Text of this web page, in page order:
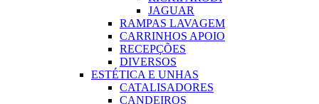
JAGUAR
RAMPAS LAVAGEM
CARRINHOS APOIO
RECEPÇÕES
DIVERSOS
ESTÉTICA E UNHAS
CATALISADORES
CANDEIROS